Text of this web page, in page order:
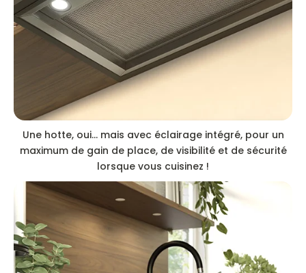
Une hotte, oui… mais avec éclairage intégré, pour un
maximum de gain de place, de visibilité et de sécurité
lorsque vous cuisinez !